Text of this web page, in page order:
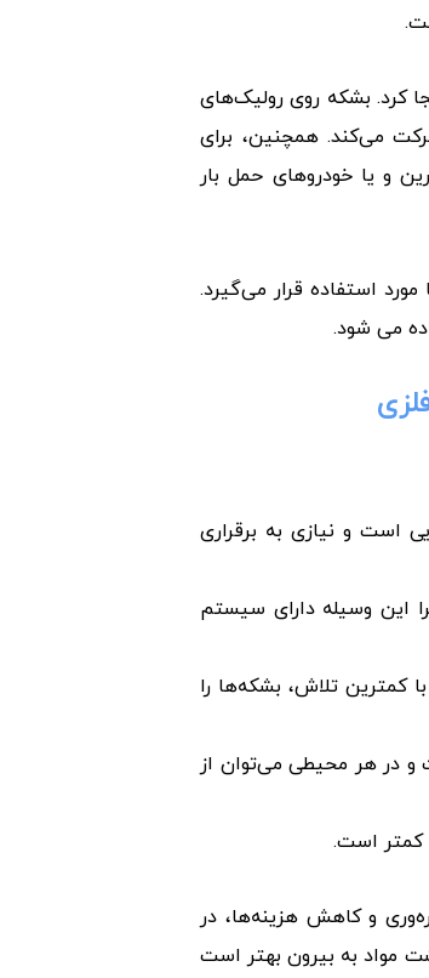
بشکه‌هایی با وزن حدود ۲۰۰-۳۰۰ کیلوگرم را جابجا کرد. بشکه روی رولیک‌های
می‌کند. همچنین، برای
و یا خودروهای حمل بار
استفاده قرار می‌گیرد.
می شود.
است و نیازی به برقراری
این وسیله دارای سیستم
کمترین تلاش، بشکه‌ها را
در هر محیطی می‌توان از
کمتر است.
و کاهش هزینه‌ها، در
مواد به بیرون بهتر است